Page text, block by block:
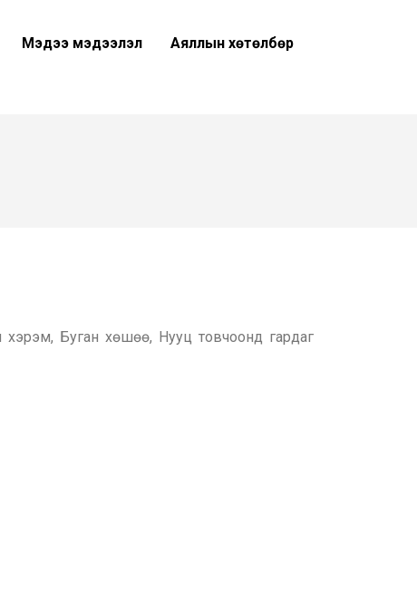
Мэдээ мэдээлэл Аяллын хөтөлбөр
Буган хөшөө, Нууц товчоонд гардаг